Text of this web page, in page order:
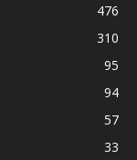
476
310
95
94
57
33